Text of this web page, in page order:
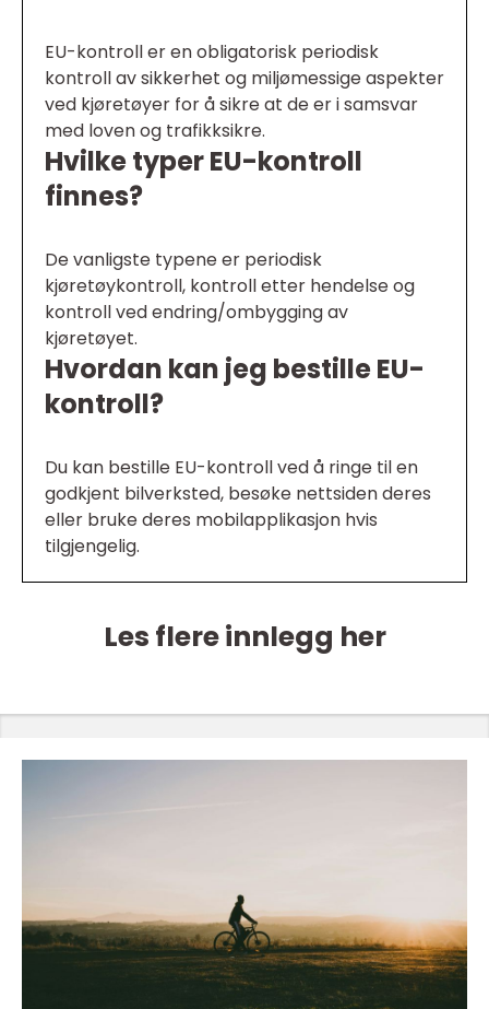
EU-kontroll er en obligatorisk periodisk
kontroll av sikkerhet og miljømessige aspekter
ved kjøretøyer for å sikre at de er i samsvar
med loven og trafikksikre.
Hvilke typer EU-kontroll
finnes?
De vanligste typene er periodisk
kjøretøykontroll, kontroll etter hendelse og
kontroll ved endring/ombygging av
kjøretøyet.
Hvordan kan jeg bestille EU-
kontroll?
Du kan bestille EU-kontroll ved å ringe til en
godkjent bilverksted, besøke nettsiden deres
eller bruke deres mobilapplikasjon hvis
tilgjengelig.
Les flere innlegg her